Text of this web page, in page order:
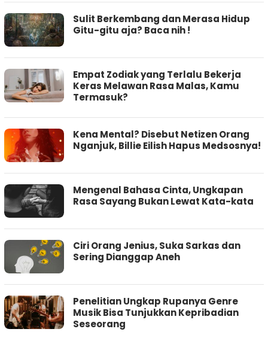
Sulit Berkembang dan Merasa Hidup
Gitu-gitu aja? Baca nih !
Empat Zodiak yang Terlalu Bekerja
Keras Melawan Rasa Malas, Kamu
Termasuk?
Kena Mental? Disebut Netizen Orang
Nganjuk, Billie Eilish Hapus Medsosnya!
Mengenal Bahasa Cinta, Ungkapan
Rasa Sayang Bukan Lewat Kata-kata
Ciri Orang Jenius, Suka Sarkas dan
Sering Dianggap Aneh
Penelitian Ungkap Rupanya Genre
Musik Bisa Tunjukkan Kepribadian
Seseorang